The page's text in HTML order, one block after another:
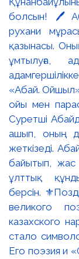
болсын!
рухани
қазынасы.
ұмтылуға,
«Абай. Ойшыл»
ойы мен
Суретші
ашып, оның
жеткізеді.
байытып, жас
ұлттық
берсін.
великого
казахского
стало
Его поэзия и